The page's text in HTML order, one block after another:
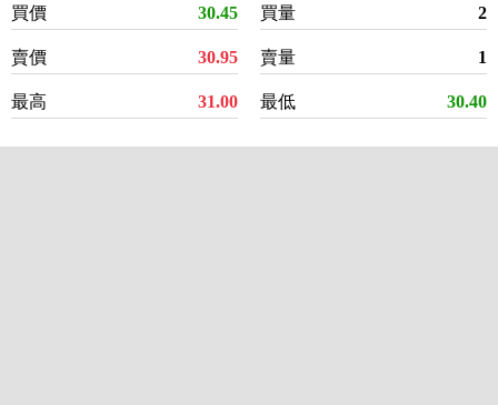
買價 30.45
賣價 30.95
最高 31.00
買量 2
賣量 1
最低 30.40